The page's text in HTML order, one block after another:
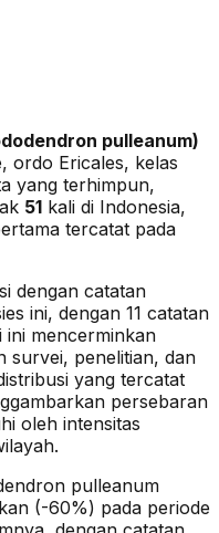
pulleanum)
, ordo Ericales, kelas
yang terhimpun,
51 kali di Indonesia,
tercatat pada
dengan catatan
ini, dengan 11 catatan
ini mencerminkan
survei, penelitian, dan
yang tercatat
persebaran
oleh intensitas
pulleanum
(-60%) pada periode